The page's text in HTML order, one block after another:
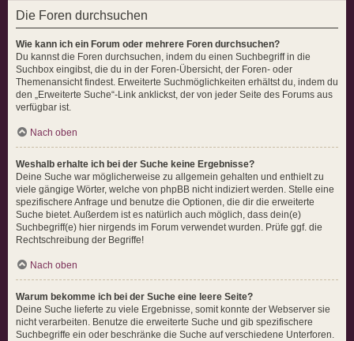
Die Foren durchsuchen
Wie kann ich ein Forum oder mehrere Foren durchsuchen?
Du kannst die Foren durchsuchen, indem du einen Suchbegriff in die
Suchbox eingibst, die du in der Foren-Übersicht, der Foren- oder
Themenansicht findest. Erweiterte Suchmöglichkeiten erhältst du, indem du
den „Erweiterte Suche“-Link anklickst, der von jeder Seite des Forums aus
verfügbar ist.
Nach oben
Weshalb erhalte ich bei der Suche keine Ergebnisse?
Deine Suche war möglicherweise zu allgemein gehalten und enthielt zu
viele gängige Wörter, welche von phpBB nicht indiziert werden. Stelle eine
spezifischere Anfrage und benutze die Optionen, die dir die erweiterte
Suche bietet. Außerdem ist es natürlich auch möglich, dass dein(e)
Suchbegriff(e) hier nirgends im Forum verwendet wurden. Prüfe ggf. die
Rechtschreibung der Begriffe!
Nach oben
Warum bekomme ich bei der Suche eine leere Seite?
Deine Suche lieferte zu viele Ergebnisse, somit konnte der Webserver sie
nicht verarbeiten. Benutze die erweiterte Suche und gib spezifischere
Suchbegriffe ein oder beschränke die Suche auf verschiedene Unterforen.